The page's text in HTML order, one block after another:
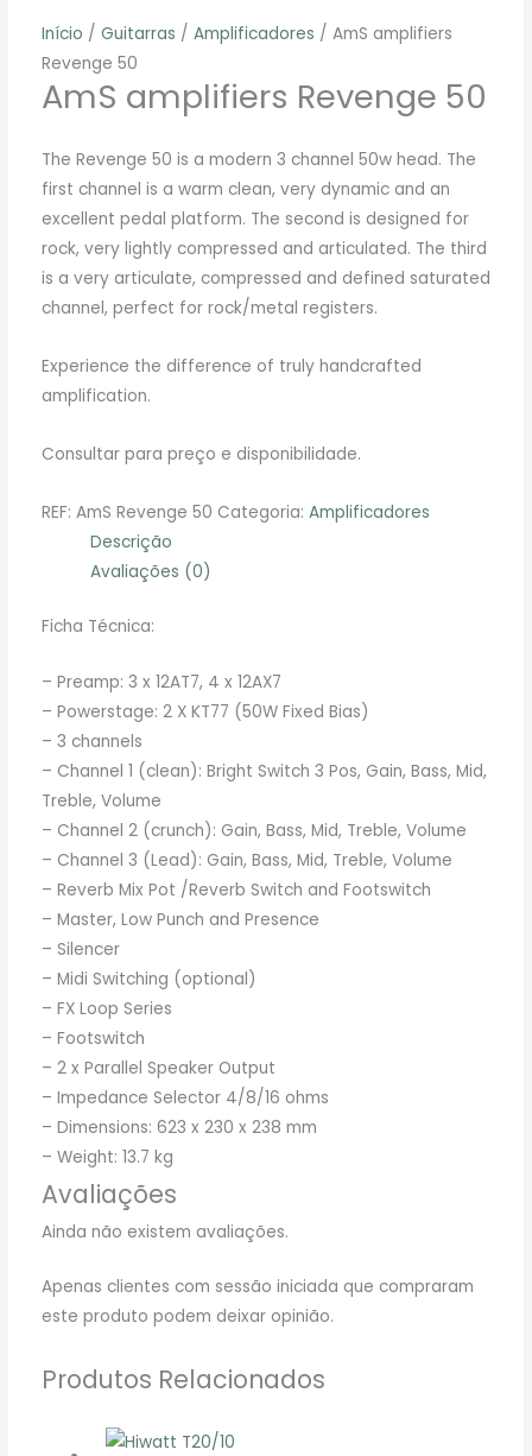
Início / Guitarras / Amplificadores / AmS amplifiers
Revenge 50
AmS amplifiers Revenge 50
The Revenge 50 is a modern 3 channel 50w head. The
first channel is a warm clean, very dynamic and an
excellent pedal platform. The second is designed for
rock, very lightly compressed and articulated. The third
is a very articulate, compressed and defined saturated
channel, perfect for rock/metal registers.
Experience the difference of truly handcrafted
amplification.
Consultar para preço e disponibilidade.
REF: AmS Revenge 50 Categoria: Amplificadores
Descrição
Avaliações (0)
Ficha Técnica:
– Preamp: 3 x 12AT7, 4 x 12AX7
– Powerstage: 2 X KT77 (50W Fixed Bias)
– 3 channels
– Channel 1 (clean): Bright Switch 3 Pos, Gain, Bass, Mid,
Treble, Volume
– Channel 2 (crunch): Gain, Bass, Mid, Treble, Volume
– Channel 3 (Lead): Gain, Bass, Mid, Treble, Volume
– Reverb Mix Pot /Reverb Switch and Footswitch
– Master, Low Punch and Presence
– Silencer
– Midi Switching (optional)
– FX Loop Series
– Footswitch
– 2 x Parallel Speaker Output
– Impedance Selector 4/8/16 ohms
– Dimensions: 623 x 230 x 238 mm
– Weight: 13.7 kg
Avaliações
Ainda não existem avaliações.
Apenas clientes com sessão iniciada que compraram
este produto podem deixar opinião.
Produtos Relacionados